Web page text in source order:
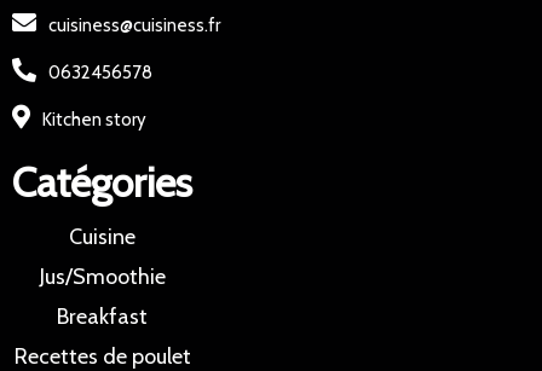
cuisiness@cuisiness.fr
0632456578
Kitchen story
Catégories
Cuisine
Jus/Smoothie
Breakfast
Recettes de poulet